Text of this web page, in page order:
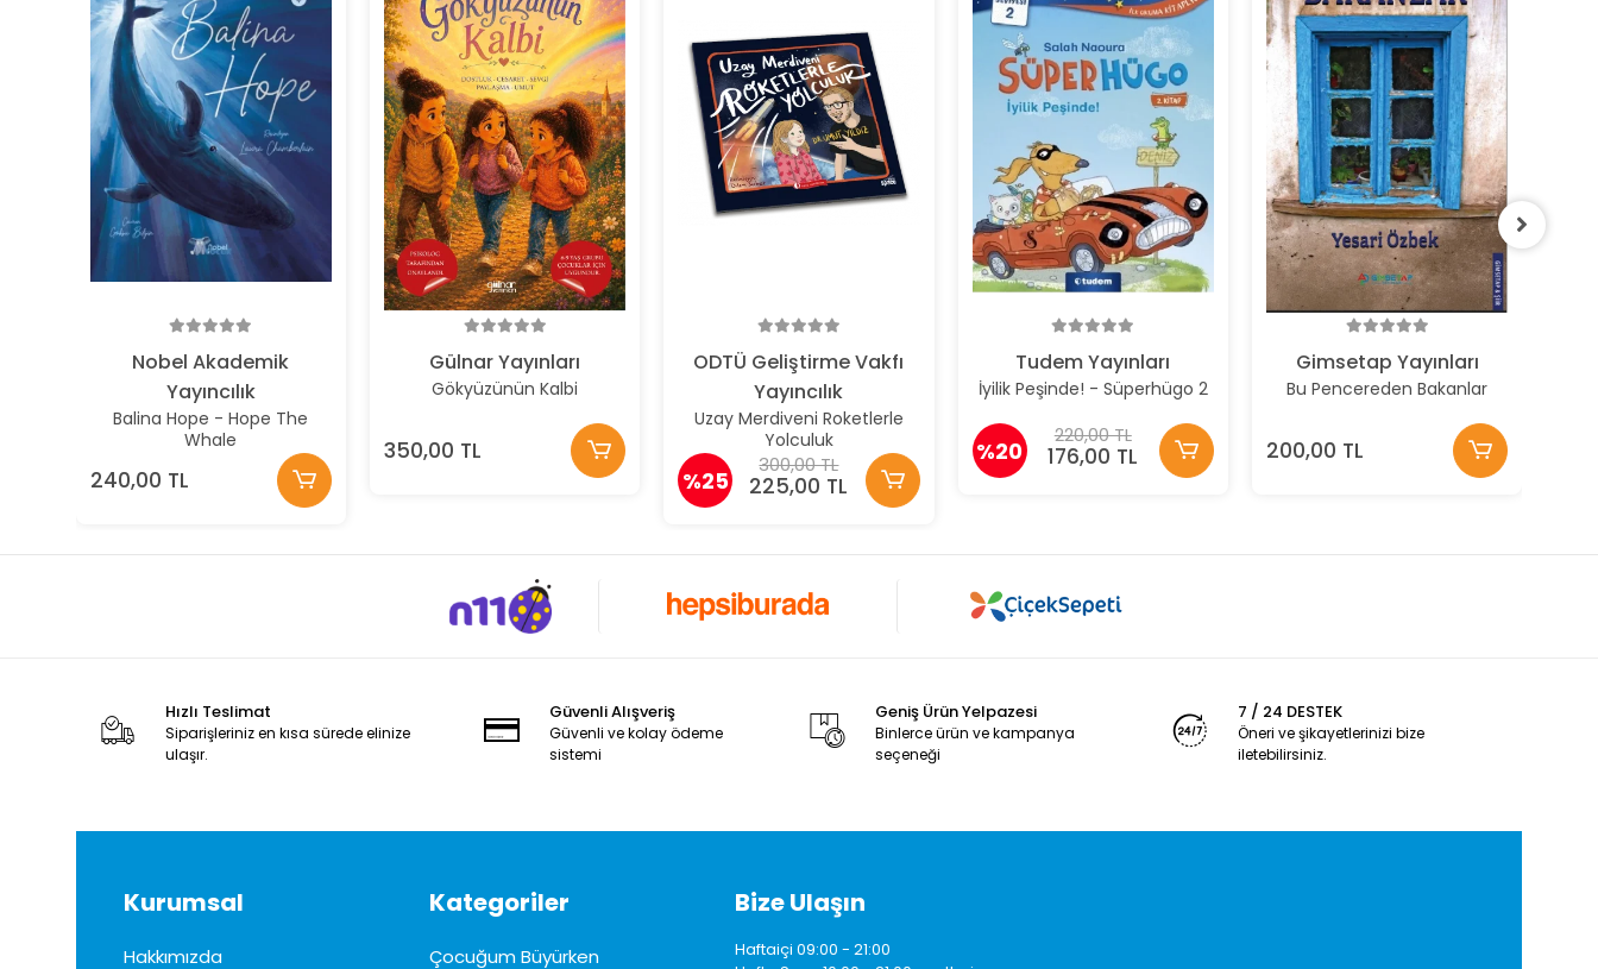
Nobel Akademik
Yayıncılık
Balina Hope - Hope The
Whale
240,00 TL
Gülnar Yayınları
Gökyüzünün Kalbi
350,00 TL
ODTÜ Geliştirme Vakfı
Yayıncılık
Uzay Merdiveni Roketlerle
Yolculuk
%25
300,00 TL
225,00 TL
Tudem Yayınları
İyilik Peşinde! - Süperhügo 2
%20
220,00 TL
176,00 TL
Gimsetap Yayınları
Bu Pencereden Bakanlar
200,00 TL
Hızlı Teslimat
Siparişleriniz en kısa sürede elinize
ulaşır.
Güvenli Alışveriş
Güvenli ve kolay ödeme
sistemi
Geniş Ürün Yelpazesi
Binlerce ürün ve kampanya
seçeneği
7 / 24 DESTEK
Öneri ve şikayetlerinizi bize
iletebilirsiniz.
Kurumsal
Hakkımızda
Kategoriler
Çocuğum Büyürken
Bize Ulaşın
Haftaiçi 09:00 - 21:00